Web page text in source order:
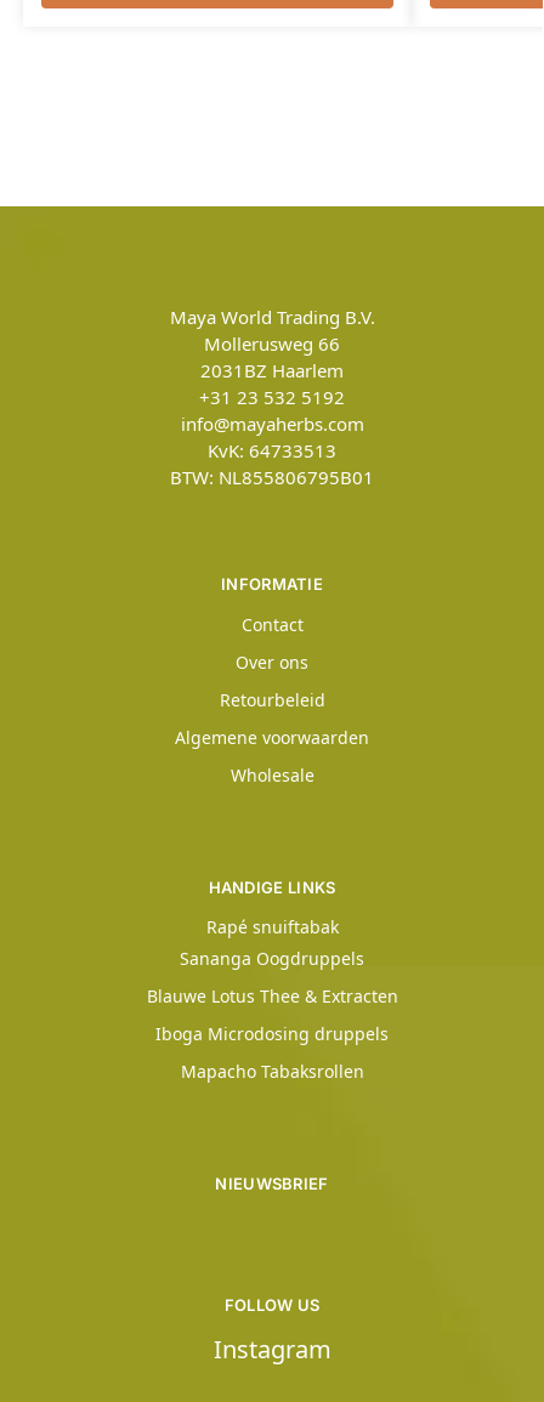
Maya World Trading B.V.
Mollerusweg 66
2031BZ Haarlem
+31 23 532 5192
info@mayaherbs.com
KvK: 64733513
BTW: NL855806795B01
INFORMATIE
Contact
Over ons
Retourbeleid
Algemene voorwaarden
Wholesale
HANDIGE LINKS
Rapé snuiftabak
Sananga Oogdruppels
Blauwe Lotus Thee & Extracten
Iboga Microdosing druppels
Mapacho Tabaksrollen
NIEUWSBRIEF
FOLLOW US
Instagram